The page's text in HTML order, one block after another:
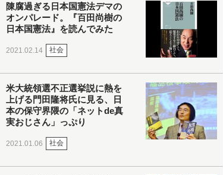
陳腐過ぎる日本国憲法デマの
オンパレード。『百田尚樹の
日本国憲法』を読んでみた
2021.02.14 社会
米大統領選不正選挙説に熱を
上げる門田隆将氏に見る、日
本の保守界隈の「ネットde真
実おじさん」っぷり
2021.01.06 社会